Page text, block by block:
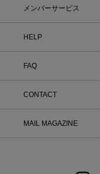
メンバーサービス
HELP
FAQ
CONTACT
MAIL MAGAZINE